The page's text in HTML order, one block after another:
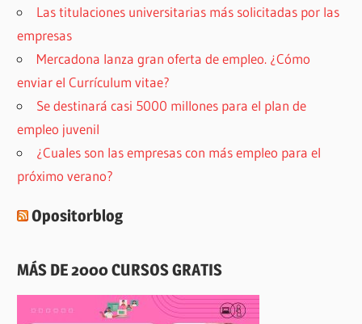
Las titulaciones universitarias más solicitadas por las
empresas
Mercadona lanza gran oferta de empleo. ¿Cómo
enviar el Currículum vitae?
Se destinará casi 5000 millones para el plan de
empleo juvenil
¿Cuales son las empresas con más empleo para el
próximo verano?
Opositorblog
MÁS DE 2000 CURSOS GRATIS